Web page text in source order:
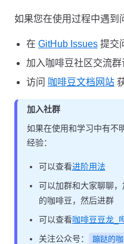
如果您在使用过程中遇到
在 GitHub Issues 提交
加入咖啡豆社区交流群
访问 咖啡豆文档网站
加入社群
如果在使用和学习中有不
经验：
可以查看进阶用法
可以加群和大家聊聊
的咖啡豆，然后进群
可以查看咖啡豆豆龙_
关注公众号：
蹦跶的